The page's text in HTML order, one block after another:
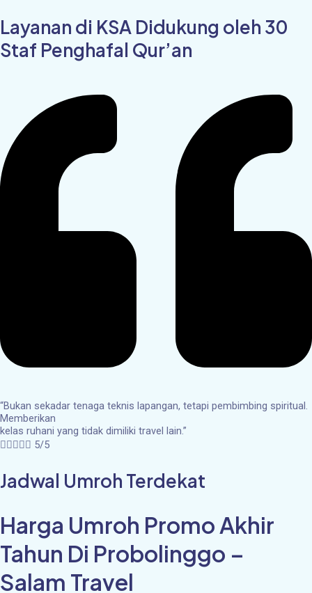
Layanan di KSA Didukung oleh 30
Staf Penghafal Qur’an
“Bukan sekadar tenaga teknis lapangan, tetapi pembimbing spiritual.
Memberikan
kelas ruhani yang tidak dimiliki travel lain.”
     5/5
Jadwal Umroh Terdekat
Harga Umroh Promo Akhir
Tahun Di Probolinggo –
Salam Travel